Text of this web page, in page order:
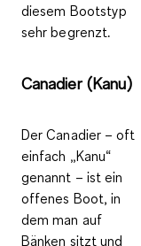
diesem Bootstyp
sehr begrenzt.
Canadier (Kanu)
Der Canadier – oft
einfach „Kanu“
genannt – ist ein
offenes Boot, in
dem man auf
Bänken sitzt und